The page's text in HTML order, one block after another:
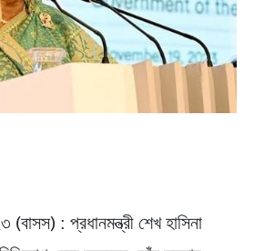
: প্রধানমন্ত্রী শেখ হাসিনা